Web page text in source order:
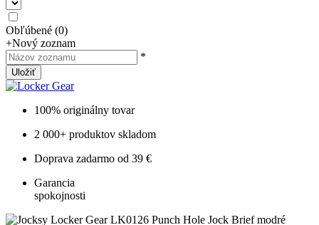
Obľúbené (0)
+Nový zoznam
*
Uložiť
100% originálny tovar
2 000+ produktov skladom
Doprava zadarmo od 39 €
Garancia
spokojnosti